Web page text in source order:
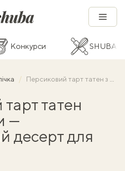
Конкурси SHUBA
Персиковий тарт татен з морозивом — карамельний десерт для літа
татен
—
десерт для